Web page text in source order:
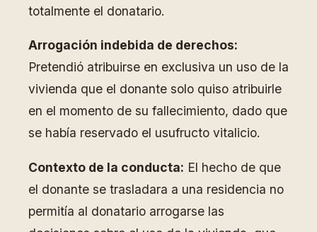
totalmente el donatario.
Arrogación indebida de derechos:
Pretendió atribuirse en exclusiva un uso de la
vivienda que el donante solo quiso atribuirle
en el momento de su fallecimiento, dado que
se había reservado el usufructo vitalicio.
Contexto de la conducta: El hecho de que
el donante se trasladara a una residencia no
permitía al donatario arrogarse las